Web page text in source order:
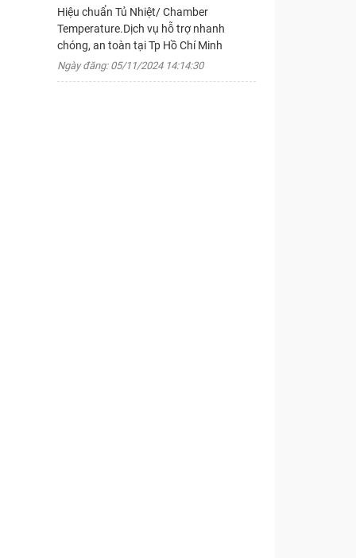
Hiệu chuẩn Tủ Nhiệt/ Chamber
Temperature.Dịch vụ hỗ trợ nhanh
chóng, an toàn tại Tp Hồ Chí Minh
Ngày đăng: 05/11/2024 14:14:30